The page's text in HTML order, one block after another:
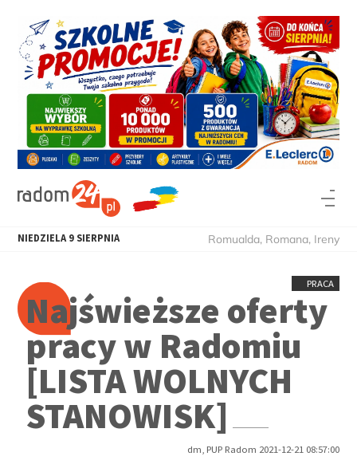
NIEDZIELA 9 SIERPNIA Romualda, Romana, Ireny
PRACA
Najświeższe oferty
pracy w Radomiu
[LISTA WOLNYCH
STANOWISK]
dm, PUP Radom 2021-12-21 08:57:00